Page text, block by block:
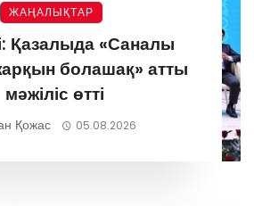
ЖАҢАЛЫҚТАР
Қазалыда «Саналы
болашақ» атты
мәжіліс өтті
Қожас 05.08.2026